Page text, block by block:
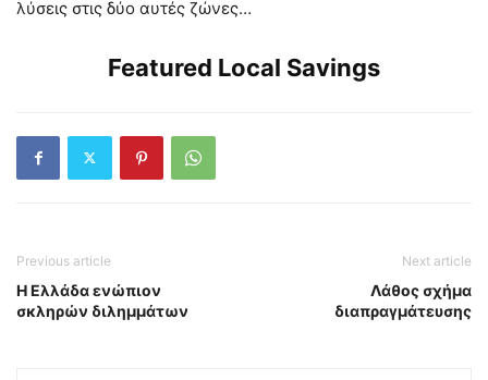
λύσεις στις δύο αυτές ζώνες…
Featured Local Savings
Previous article
Η Ελλάδα ενώπιον
σκληρών διλημμάτων
Next article
Λάθος σχήμα
διαπραγμάτευσης